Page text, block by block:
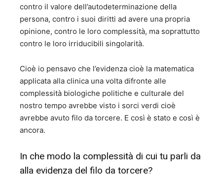
contro il valore dell’autodeterminazione della
persona, contro i suoi diritti ad avere una propria
opinione, contro le loro complessità, ma soprattutto
contro le loro irriducibili singolarità.
Cioè io pensavo che l’evidenza cioè la matematica
applicata alla clinica una volta difronte alle
complessità biologiche politiche e culturale del
nostro tempo avrebbe visto i sorci verdi cioè
avrebbe avuto filo da torcere. E così è stato e così è
ancora.
In che modo la complessità di cui tu parli da
alla evidenza del filo da torcere?